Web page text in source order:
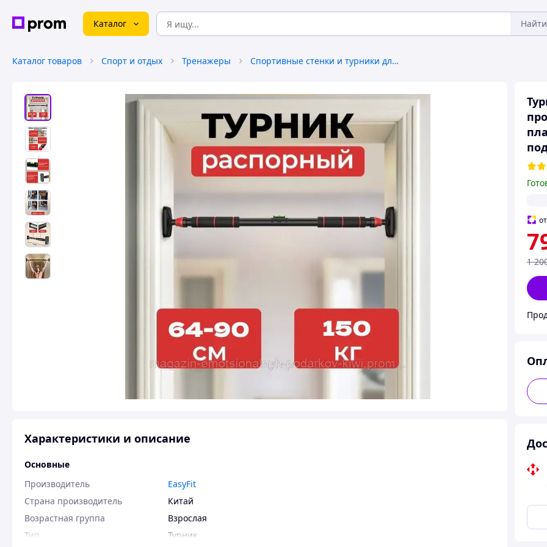
Каталог Найти
Каталог товаров Спорт и отдых Тренажеры Спортивные стенки и турники для дома
от
1
Характеристики и описание
Основные
Производитель
EasyFit
Страна производитель
Китай
Возрастная группа
Взрослая
Тип
Турник